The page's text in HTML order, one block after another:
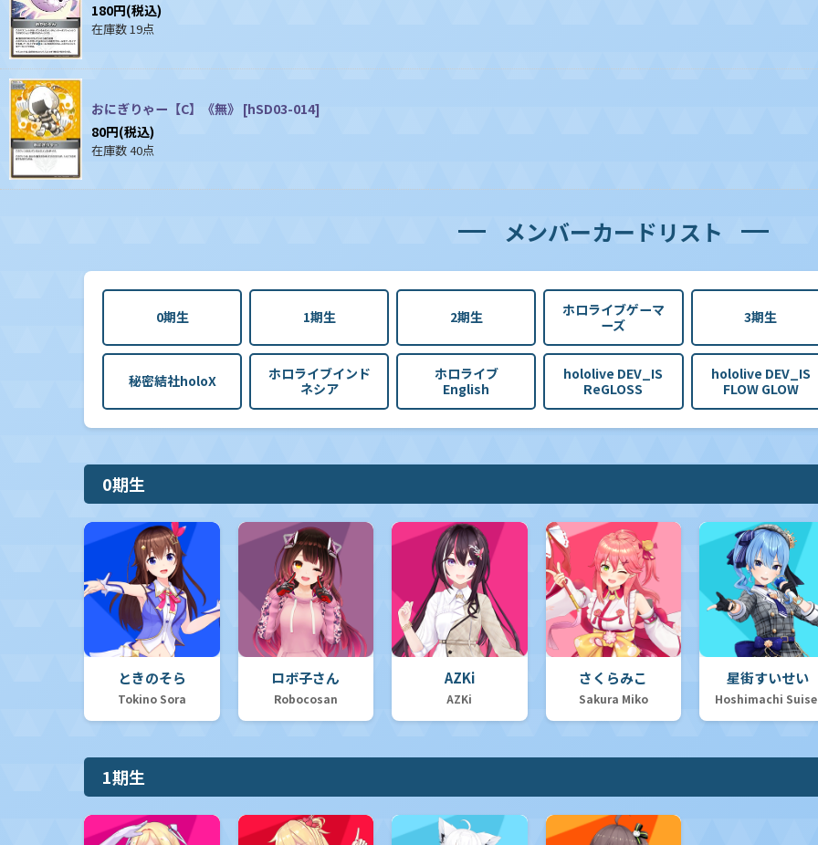
180円(税込)
在庫数 19点
おにぎりゃー【C】《無》 [hSD03-014]
80円(税込)
在庫数 40点
メンバーカードリスト
0期生 1期生 2期生
ホロライブゲーマ
ーズ
3期生
秘密結社holoX
ホロライブインド
ネシア
ホロライブ
English
hololive DEV_IS
ReGLOSS
hololive DEV_IS
FLOW GLOW
0期生
ときのそら
Tokino Sora
ロボ子さん
Robocosan
AZKi
AZKi
さくらみこ
Sakura Miko
星街すいせい
Hoshimachi
1期生